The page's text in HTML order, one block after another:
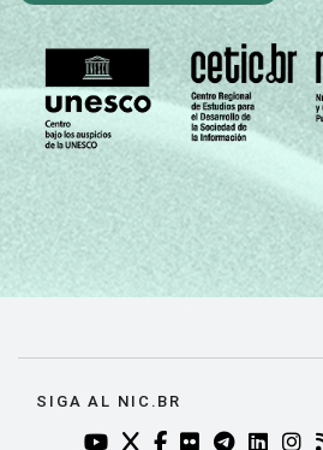
SIGA AL NIC.BR
YOUTUBE DO NIC.BR
TWITTER DO NIC.BR
FACEBOOK DO
FLICKR DO
TELEGRAM